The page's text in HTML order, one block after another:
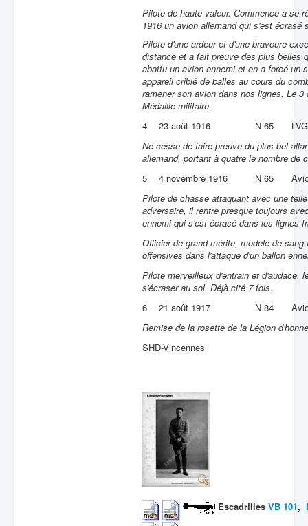
Pilote de haute valeur. Commence à se
1916 un avion allemand qui s'est
Pilote d'une ardeur et d'une bravoure
distance et a fait preuve des plus belles
abattu un avion ennemi et en a forcé un
appareil criblé de balles au cours du
ramener son avion dans nos lignes. Le
Médaille militaire.
4
23 août 1916 N 65
Ne cesse de faire preuve du plus bel
allemand, portant à quatre le nombre de
5
4 novembre 1916 N 65
Pilote de chasse attaquant avec une
adversaire, il rentre presque toujours
ennemi qui s'est écrasé dans les lignes
Officier de grand mérite, modèle de
offensives dans l'attaque d'un ballon
Pilote merveilleux d'entrain et d'audace,
s'écraser au sol. Déjà cité 7 fois.
6
21 août 1917 N 84
Remise de la rosette de la Légion
SHD-Vincennes
Escadrilles VB 101,